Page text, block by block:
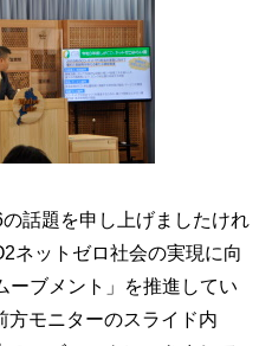
話題を申し上げましたけれ
ネットゼロ社会の実現に向
ーブメント」を推進してい
方モニターのスライド内